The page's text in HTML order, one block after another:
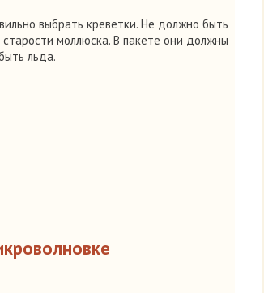
выбрать креветки. Не должно быть
моллюска. В пакете они должны
льда.